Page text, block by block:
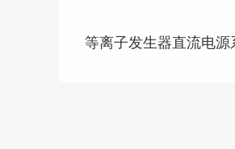
等离子发生器直流电源